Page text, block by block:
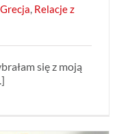
Grecja, Relacje z
się z moją